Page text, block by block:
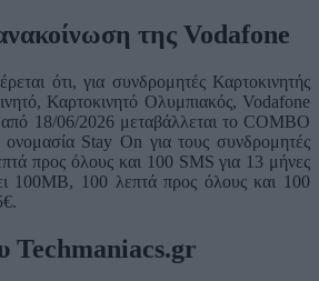
της Vodafone
ότι, για συνδρομητές Καρτοκινητής
Καρτοκινητό Ολυμπιακός, Vodafone
18/06/2026 μεταβάλλεται το COMBO
Stay On για τους συνδρομητές
προς όλους και 100 SMS για 13 μήνες
100ΜΒ, 100 λεπτά προς όλους και 100
Techmaniacs.gr